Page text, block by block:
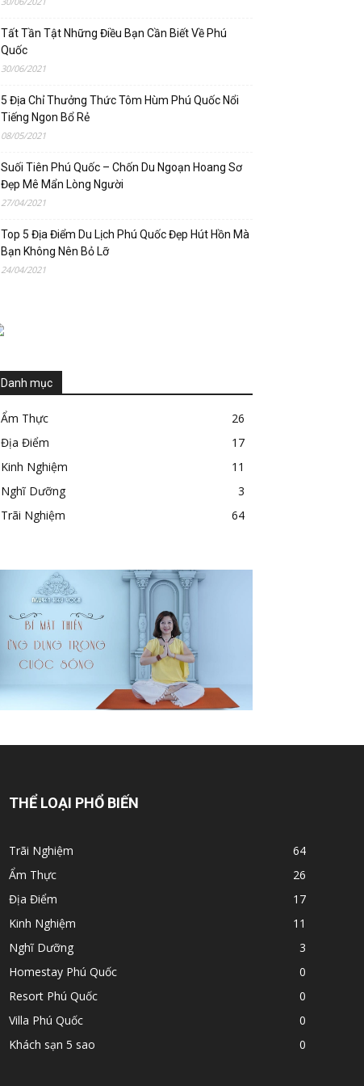
Tất Tần Tật Những Điều Bạn Cần Biết Về Phú
Quốc
30/06/2021
5 Địa Chỉ Thưởng Thức Tôm Hùm Phú Quốc Nổi
Tiếng Ngon Bổ Rẻ
08/05/2021
Suối Tiên Phú Quốc – Chốn Du Ngoạn Hoang Sơ
Đẹp Mê Mẩn Lòng Người
27/04/2021
Top 5 Địa Điểm Du Lịch Phú Quốc Đẹp Hút Hồn Mà
Bạn Không Nên Bỏ Lỡ
24/04/2021
Danh mục
Ẩm Thực
26
Địa Điểm
17
Kinh Nghiệm
11
Nghĩ Dưỡng
3
Trãi Nghiệm
64
THỂ LOẠI PHỔ BIẾN
Trãi Nghiệm
64
Ẩm Thực
26
Địa Điểm
17
Kinh Nghiệm
11
Nghĩ Dưỡng
3
Homestay Phú Quốc
0
Resort Phú Quốc
0
Villa Phú Quốc
0
Khách sạn 5 sao
0